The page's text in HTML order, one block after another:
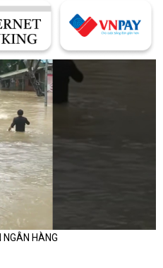
CDC
làm việc thực tế với Adobe
Code, kết quả thu được:
sau 6 tiếng liên tục
290 nits
E): 1.4
có quạt, hoạt động hoàn toàn
là “màn hình UltraWide 34
của Dell hiện nay: hiển thị
mát.”
inch trong tầm cao cấp
NGÂN HÀNG